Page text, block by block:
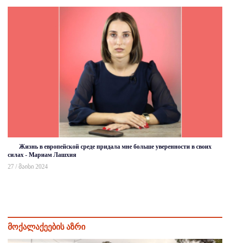
Жизнь в европейской среде придала мне больше уверенности в своих
силах - Мариам Лашхия
27 / მაისი 2024
მოქალაქეების აზრი